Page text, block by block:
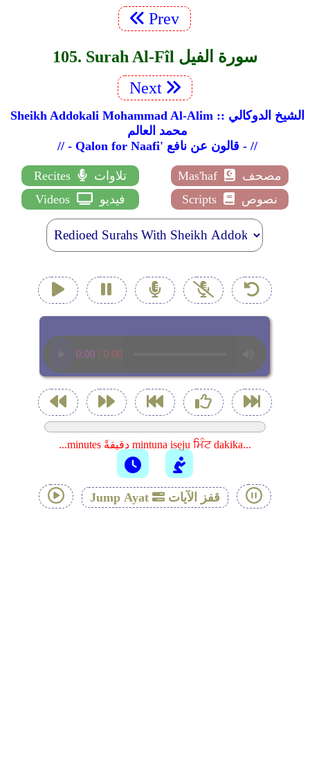
Prev
105. Surah Al-Fîl سورة الفيل
Next
Sheikh Addokali Mohammad Al-Alim :: الشيخ الدوكالي
محمد العالم
// - Qalon for Naafi' قالون عن نافع - //
Recites تلاوات Mas'haf
مصحف
Videos
فيديو Scripts نصوص
...minutes دقيقةً mintuna isẹju ਮਿੰਟ dakika...
Jump Ayat قفز الآيات